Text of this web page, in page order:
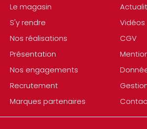
Le magasin
S'y rendre
Nos réalisations
Présentation
Nos engagements
Recrutement
Marques partenaires
Vidéos
CGV